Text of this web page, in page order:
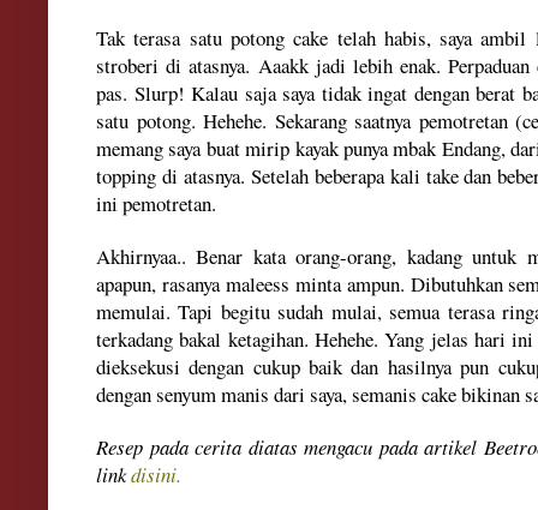
Tak terasa satu potong cake telah habis, saya ambil
stroberi di atasnya. Aaakk jadi lebih enak.
pas. Slurp! Kalau saja saya tidak ingat dengan berat
satu potong. Hehehe. Sekarang saatnya pemotretan
memang saya buat mirip kayak punya mbak Endang,
topping di atasnya. Setelah beberapa kali take dan
ini pemotretan.
Akhirnyaa.. Benar kata orang-orang, kadang untuk
apapun, rasanya maleess minta ampun. Dibutuhkan
memulai. Tapi begitu sudah mulai, semua terasa
terkadang bakal ketagihan. Hehehe. Yang jelas hari
dieksekusi dengan cukup baik dan hasilnya pun
dengan senyum manis dari saya, semanis cake bikinan
Resep pada cerita diatas mengacu pada artikel
linkdisini.